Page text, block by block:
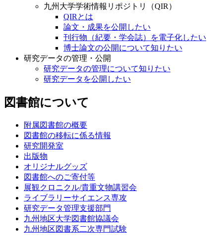
九州大学学術情報リポジトリ（QIR）
QIRとは
論文・成果を公開したい
刊行物（紀要・学会誌）を電子化したい
博士論文の公開について知りたい
研究データの管理・公開
研究データの管理について知りたい
研究データを公開したい
図書館について
附属図書館の概要
図書館の移転に係る情報
研究開発室
出版物
オリジナルグッズ
図書館へのご寄付等
展観クロニクル/貴重文物講習会
ライブラリーサイエンス専攻
研究データ管理支援部門
九州地区大学図書館協議会
九州地区図書系二次専門試験